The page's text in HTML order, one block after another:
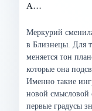
A…
Меркурий
в Близнецы. Для
меняется тон
которые она
Именно такие
новой смысловой
первые градусы